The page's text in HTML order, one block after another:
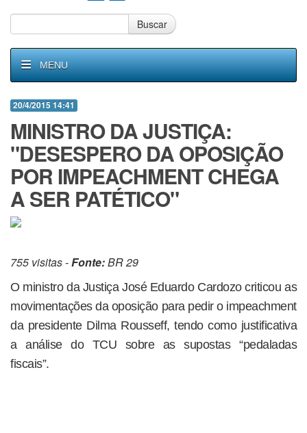
Buscar
MENU
20/4/2015 14:41
MINISTRO DA JUSTIÇA:
"DESESPERO DA OPOSIÇÃO
POR IMPEACHMENT CHEGA
A SER PATÉTICO"
755 visitas -Fonte:BR 29
O ministro da Justiça José Eduardo Cardozo criticou as
movimentações da oposição para pedir o impeachment
da presidente Dilma Rousseff, tendo como justificativa
a análise do TCU sobre as supostas “pedaladas
fiscais”.